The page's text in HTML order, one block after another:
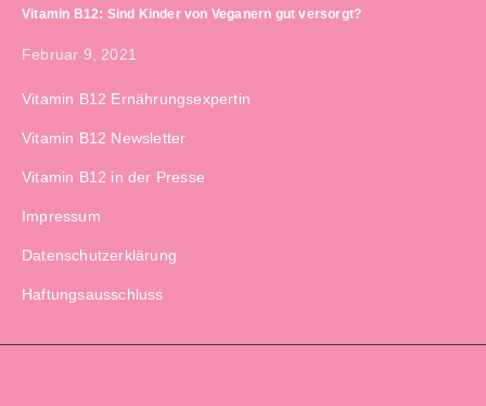
Vitamin B12: Sind Kinder von Veganern gut versorgt?
Februar 9, 2021
Vitamin B12 Ernährungsexpertin
Vitamin B12 Newsletter
Vitamin B12 in der Presse
Impressum
Datenschutzerklärung
Haftungsausschluss